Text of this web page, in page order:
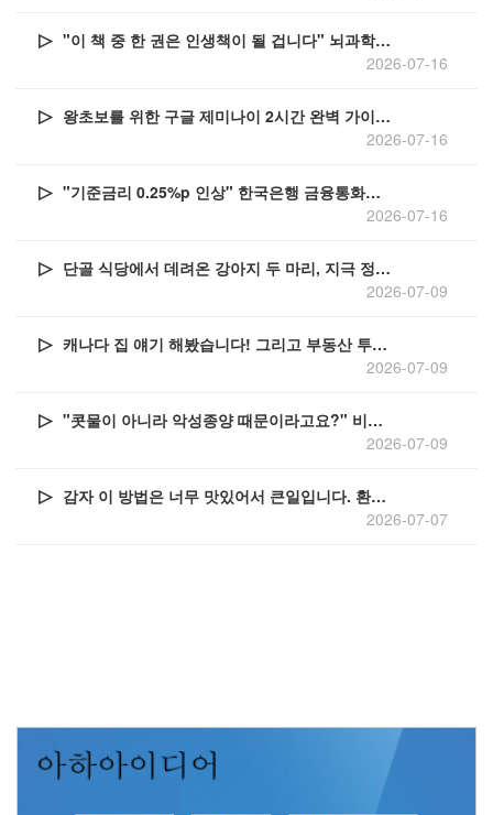
"이 책 중 한 권은 인생책이 될 겁니다" 뇌과학자가 추천하는 책 5권
2026-07-16
왕초보를 위한 구글 제미나이 2시간 완벽 가이드 (Google Gemini)
2026-07-16
"기준금리 0.25%p 인상" 한국은행 금융통화위원회 3년 6개월 만에 긴축 "기준금리 2.75%"
2026-07-16
단골 식당에서 데려온 강아지 두 마리, 지극 정성으로 키웠더니
2026-07-09
캐나다 집 얘기 해봤습니다! 그리고 부동산 투자도...
2026-07-09
"콧물이 아니라 악성종양 때문이라고요?" 비염도 아닌데 불편한 콧속, 바로 병원 가야 하는 이유
2026-07-09
감자 이 방법은 너무 맛있어서 큰일입니다. 환호성을 지르는 감자요리 레시피
2026-07-07